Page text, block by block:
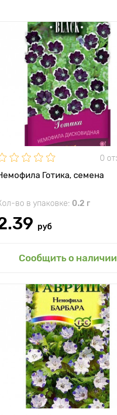
0
Готика, семена
во в упаковке: 0.2 г
руб
Сообщить о наличии